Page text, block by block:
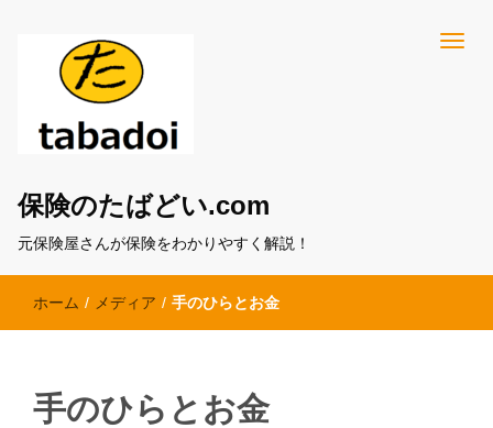
保険のたばどい.com
元保険屋さんが保険をわかりやすく解説！
ホーム / メディア / 手のひらとお金
手のひらとお金